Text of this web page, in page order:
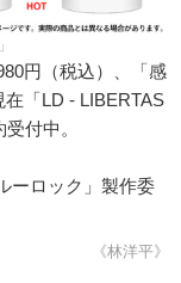
円（税込）、「感
「LD - LIBERTAS
付中。
ーロック」製作委
《林洋平》